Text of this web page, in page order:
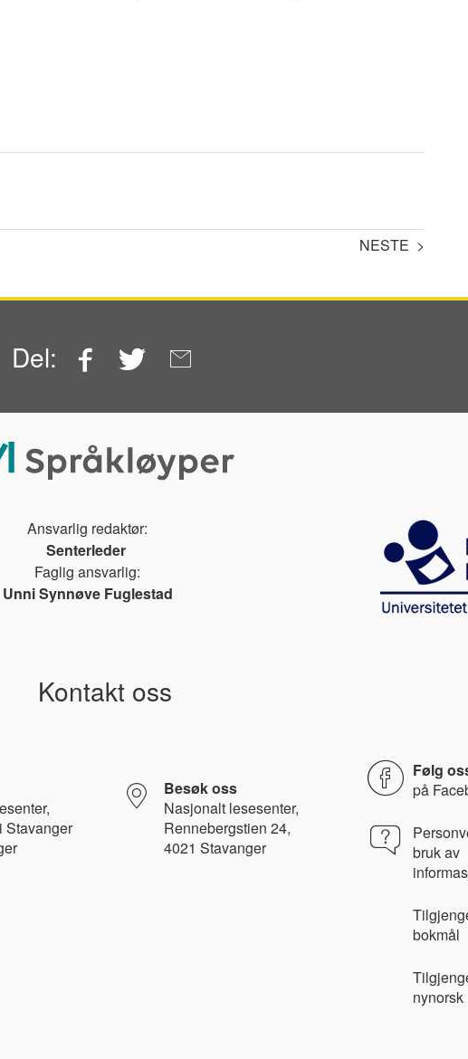
NESTE >
Del: Facebook
Twitter
Ansvarlig redaktør:
Senterleder
Faglig ansvarlig:
Unni Synnøve Fuglestad
Image
Kontakt oss
Stavanger
Besøk oss
Nasjonalt lesesenter,
Rennebergstien 24,
4021 Stavanger
Følg
på
bruk av
bokmål
nynorsk